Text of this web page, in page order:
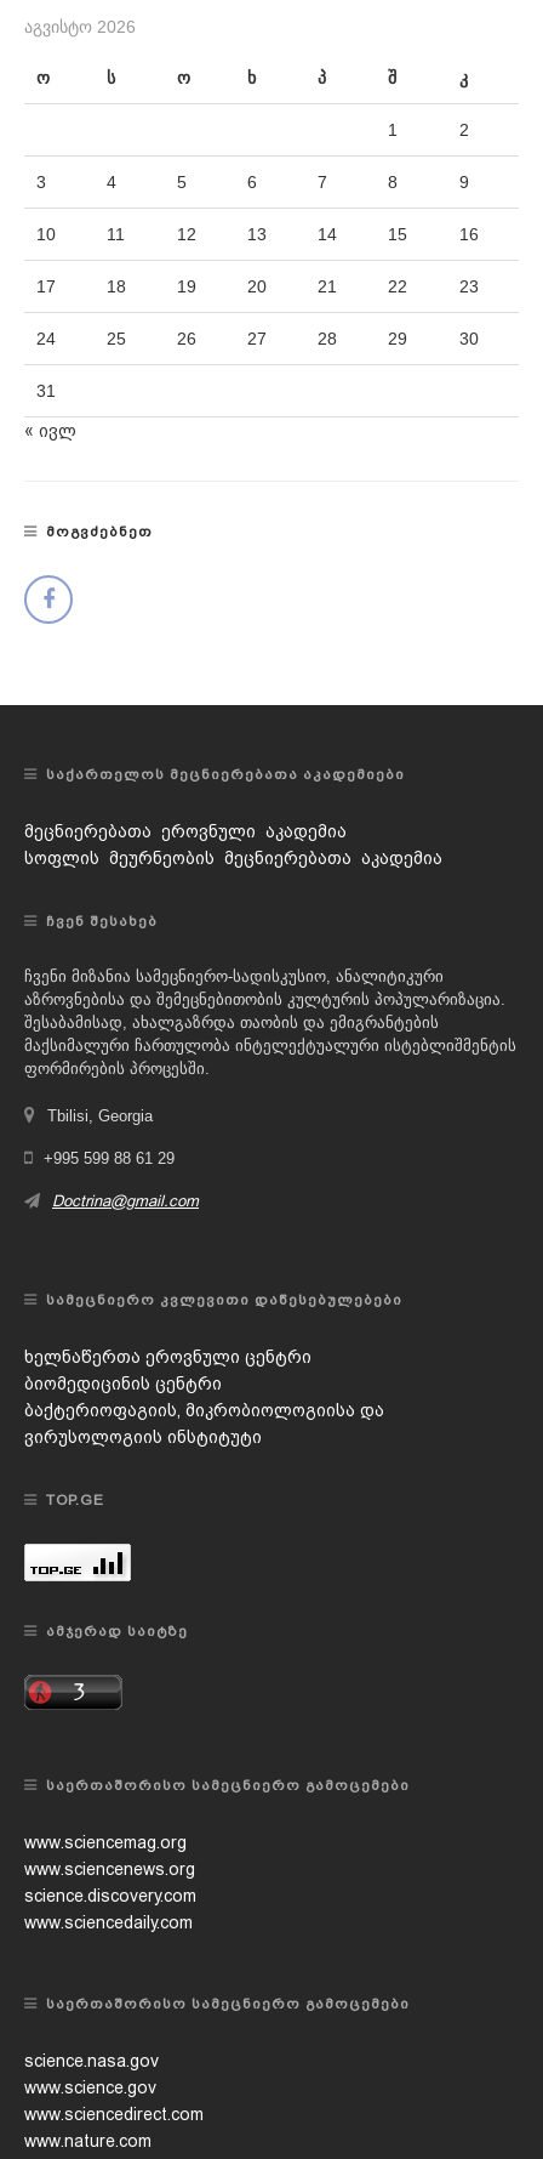
ᲐᲒᲕᲘᲡᲢᲝ 2026
ო ს ო ხ პ შ კ
1 2
3 4 5 6 7 8 9
10 11 12 13 14 15 16
17 18 19 20 21 22 23
24 25 26 27 28 29 30
31
« ივლ
ᲛᲝᲒᲕᲫᲔᲑᲜᲔᲗ
ᲡᲐᲥᲐᲠᲗᲔᲚᲝᲡ ᲛᲔᲪᲜᲘᲔᲠᲔᲑᲐᲗᲐ ᲐᲙᲐᲓᲔᲛᲘᲔᲑᲘ
მეცნიერებათა ეროვნული აკადემია
სოფლის მეურნეობის მეცნიერებათა აკადემია
ᲩᲕᲔᲜ ᲨᲔᲡᲐᲮᲔᲑ
ჩვენი მიზანია სამეცნიერო-სადისკუსიო, ანალიტიკური
აზროვნებისა და შემეცნებითობის კულტურის პოპულარიზაცია.
შესაბამისად, ახალგაზრდა თაობის და ემიგრანტების
მაქსიმალური ჩართულობა ინტელექტუალური ისტებლიშმენტის
ფორმირების პროცესში.
Tbilisi, Georgia
+995 599 88 61 29
Doctrina@gmail.com
ᲡᲐᲛᲔᲪᲜᲘᲔᲠᲝ ᲙᲕᲚᲔᲕᲘᲗᲘ ᲓᲐᲬᲔᲡᲔᲑᲣᲚᲔᲑᲔᲑᲘ
ხელნაწერთა ეროვნული ცენტრი
ბიომედიცინის ცენტრი
ბაქტერიოფაგიის, მიკრობიოლოგიისა და
ვირუსოლოგიის ინსტიტუტი
TOP.GE
ᲐᲛᲯᲔᲠᲐᲓ ᲡᲐᲘᲢᲖᲔ
ᲡᲐᲔᲠᲗᲐᲨᲝᲠᲘᲡᲝ ᲡᲐᲛᲔᲪᲜᲘᲔᲠᲝ ᲒᲐᲛᲝᲪᲔᲛᲔᲑᲘ
www.sciencemag.org
www.sciencenews.org
science.discovery.com
www.sciencedaily.com
ᲡᲐᲔᲠᲗᲐᲨᲝᲠᲘᲡᲝ ᲡᲐᲛᲔᲪᲜᲘᲔᲠᲝ ᲒᲐᲛᲝᲪᲔᲛᲔᲑᲘ
science.nasa.gov
www.science.gov
www.sciencedirect.com
www.nature.com